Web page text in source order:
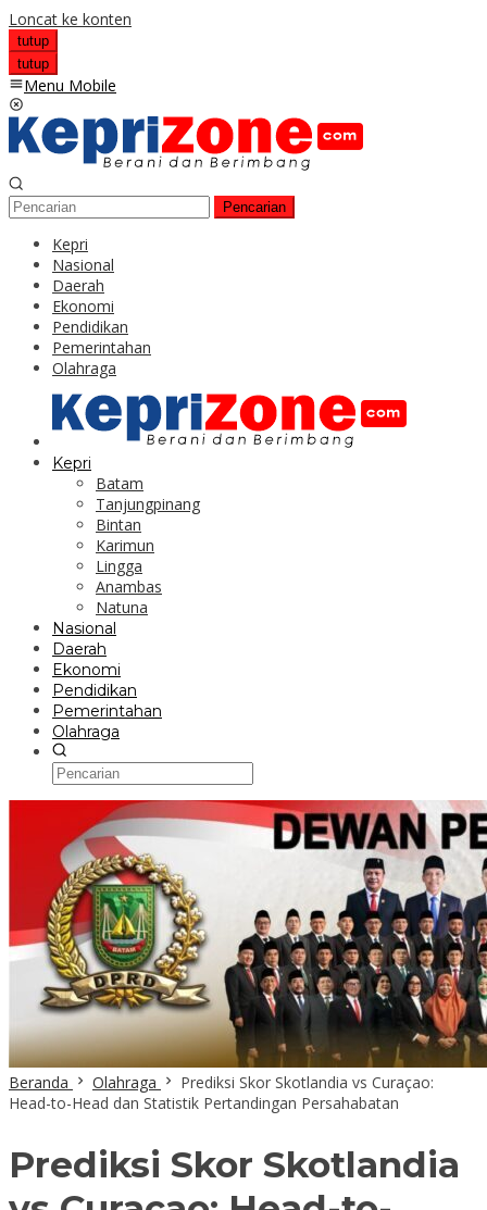
Loncat ke konten
tutup
tutup
Menu Mobile
Pencarian
Kepri
Nasional
Daerah
Ekonomi
Pendidikan
Pemerintahan
Olahraga
Kepri
Batam
Tanjungpinang
Bintan
Karimun
Lingga
Anambas
Natuna
Nasional
Daerah
Ekonomi
Pendidikan
Pemerintahan
Olahraga
Beranda Olahraga
Prediksi Skor Skotlandia vs Curaçao:
Head-to-Head dan Statistik Pertandingan Persahabatan
Prediksi Skor Skotlandia